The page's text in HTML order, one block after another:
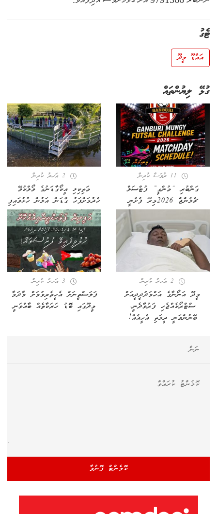
ޓެގު
އައްޑޫ މީދޫ
ގުޅޭ ލިޔުންތައް
11 ދުވަސް ކުރިން
ގަންބުރި “މުންގީ” ފުޓްސަލް
ޗެލެންޖް 2026މިރޭ ފެށެނީ
2 އަހރު ކުރިން
މަތިކިޅި އީކޯގާޑަނުގެ ވޯލްކުވޭ
ހެދުމަށްފަހު ގާޑަން އަލުން ހުޅުވައިފި
2 އަހރު ކުރިން
މީދޫ އަނޯނާގެ އަހްމަދުދީދީއަށް
ސްޓްރޯކެއްޖެހި ފަރުވާދެނީ،
ބޭނުންވަނީ ދީލަތި އެހީއެއް!
3 އަހރު ކުރިން
ފަލަސްތީނަށް އެހީތެރިވުމަށް މާދަމާ
މީދޫގައި ބޮޑު ހަރަކާތެއް ބާއްވަނީ